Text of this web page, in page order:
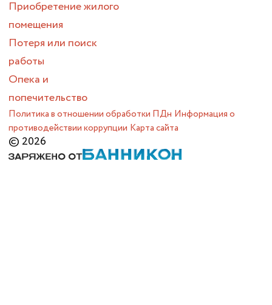
Приобретение жилого
помещения
Потеря или поиск
работы
Опека и
попечительство
Политика в отношении обработки ПДн Информация о
противодействии коррупции Карта сайта
© 2026